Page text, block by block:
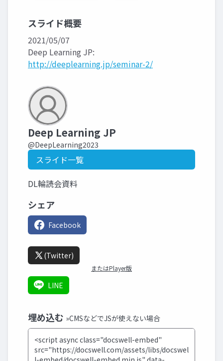
スライド概要
2021/05/07
Deep Learning JP:
http://deeplearning.jp/seminar-2/
Deep Learning JP
@DeepLearning2023
スライド一覧
DL輪読会資料
シェア
Facebook
(Twitter)
またはPlayer版
LINE
埋め込む »CMSなどでJSが使えない場合